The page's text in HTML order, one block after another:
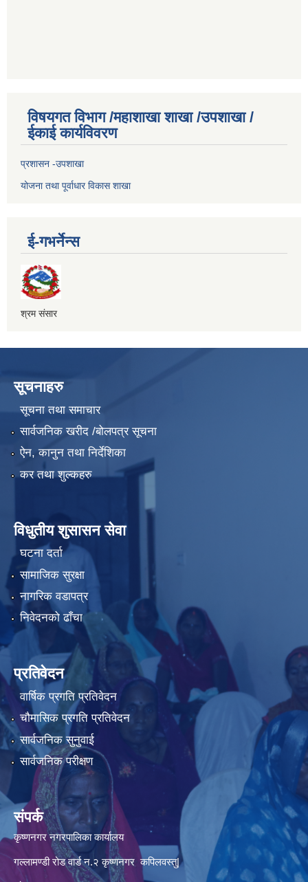
विषयगत विभाग /महाशाखा शाखा /उपशाखा /
ईकाई कार्यविवरण
प्रशासन -उपशाखा
योजना तथा पूर्वाधार विकास शाखा
ई-गभर्नेन्स
श्रम संसार
सूचनाहरु
सूचना तथा समाचार
सार्वजनिक खरीद /बोलपत्र सूचना
ऐन, कानुन तथा निर्देशिका
कर तथा शुल्कहरु
विधुतीय शुसासन सेवा
घटना दर्ता
सामाजिक सुरक्षा
नागरिक वडापत्र
निवेदनको ढाँचा
प्रतिवेदन
वार्षिक प्रगति प्रतिवेदन
चौमासिक प्रगति प्रतिवेदन
सार्वजनिक सुनुवाई
सार्वजनिक परीक्षण
संपर्क
कृष्णनगर नगरपालिका कार्यालय
गल्लामण्डी रोड वार्ड न.२ कृष्णनगर कपिलवस्तु|